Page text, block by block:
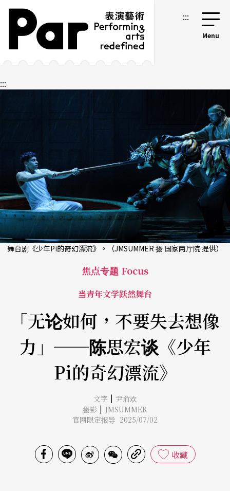
跳到主要内容区块
网站导览 :::
:::
舞台剧《少年Pi的奇幻漂流》。（JMSUMMER 摄 国家两厅院 提供）
焦点专题 Focus
当青年文学跃然舞台
「无论如何，不要失去想像
力」──陈思宏谈《少年
Pi的奇幻漂流》
文字 | 尹俞欢
摄影 | JMSUMMER
官网限定报导 2025/07/02
收藏